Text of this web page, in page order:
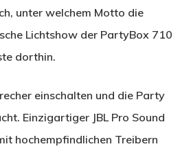
unter welchem Motto die
Lichtshow der PartyBox 710
dorthin.
einschalten und die Party
Einzigartiger JBL Pro Sound
hochempfindlichen Treibern